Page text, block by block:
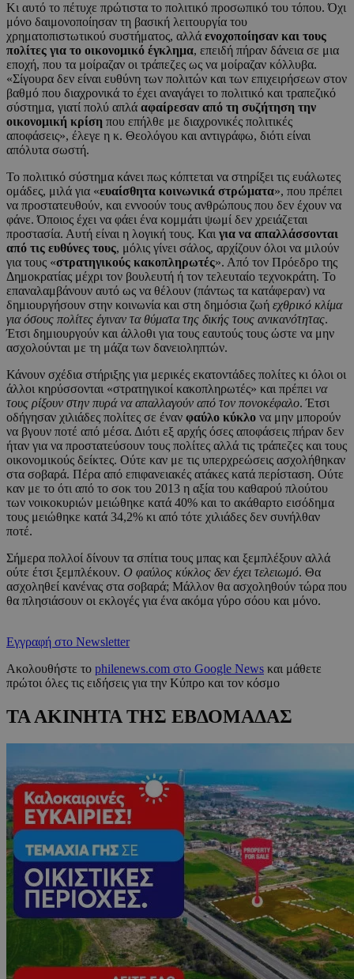
Κι αυτό το πέτυχε πρώτιστα το πολιτικό προσωπικό του τόπου. Όχι
μόνο δαιμονοποίησαν τη βασική λειτουργία του
χρηματοπιστωτικού συστήματος, αλλά ενοχοποίησαν και τους
πολίτες για το οικονομικό έγκλημα, επειδή πήραν δάνεια σε μια
εποχή, που τα μοίραζαν οι τράπεζες ως να μοίραζαν κόλλυβα.
«Σίγουρα δεν είναι ευθύνη των πολιτών και των επιχειρήσεων στον
βαθμό που διαχρονικά το έχει αναγάγει το πολιτικό και τραπεζικό
σύστημα, γιατί πολύ απλά αφαίρεσαν από τη συζήτηση την
οικονομική κρίση που επήλθε με διαχρονικές πολιτικές
αποφάσεις», έλεγε η κ. Θεολόγου και αντιγράφω, διότι είναι
απόλυτα σωστή.
Το πολιτικό σύστημα κάνει πως κόπτεται να στηρίξει τις ευάλωτες
ομάδες, μιλά για «ευαίσθητα κοινωνικά στρώματα», που πρέπει
να προστατευθούν, και εννοούν τους ανθρώπους που δεν έχουν να
φάνε. Όποιος έχει να φάει ένα κομμάτι ψωμί δεν χρειάζεται
προστασία. Αυτή είναι η λογική τους. Και για να απαλλάσσονται
από τις ευθύνες τους, μόλις γίνει σάλος, αρχίζουν όλοι να μιλούν
για τους «στρατηγικούς κακοπληρωτές». Από τον Πρόεδρο της
Δημοκρατίας μέχρι τον βουλευτή ή τον τελευταίο τεχνοκράτη. Το
επαναλαμβάνουν αυτό ως να θέλουν (πάντως τα κατάφεραν) να
δημιουργήσουν στην κοινωνία και στη δημόσια ζωή εχθρικό κλίμα
για όσους πολίτες έγιναν τα θύματα της δικής τους ανικανότητας.
Έτσι δημιουργούν και άλλοθι για τους εαυτούς τους ώστε να μην
ασχολούνται με τη μάζα των δανειοληπτών.
Κάνουν σχέδια στήριξης για μερικές εκατοντάδες πολίτες κι όλοι οι
άλλοι κηρύσσονται «στρατηγικοί κακοπληρωτές» και πρέπει να
τους ρίξουν στην πυρά να απαλλαγούν από τον πονοκέφαλο. Έτσι
οδήγησαν χιλιάδες πολίτες σε έναν φαύλο κύκλο να μην μπορούν
να βγουν ποτέ από μέσα. Διότι εξ αρχής όσες αποφάσεις πήραν δεν
ήταν για να προστατεύσουν τους πολίτες αλλά τις τράπεζες και τους
οικονομικούς δείκτες. Ούτε καν με τις υπερχρεώσεις ασχολήθηκαν
στα σοβαρά. Πέρα από επιφανειακές ατάκες κατά περίσταση. Ούτε
καν με το ότι από το σοκ του 2013 η αξία του καθαρού πλούτου
των νοικοκυριών μειώθηκε κατά 40% και το ακάθαρτο εισόδημα
τους μειώθηκε κατά 34,2% κι από τότε χιλιάδες δεν συνήλθαν
ποτέ.
Σήμερα πολλοί δίνουν τα σπίτια τους μπας και ξεμπλέξουν αλλά
ούτε έτσι ξεμπλέκουν. Ο φαύλος κύκλος δεν έχει τελειωμό. Θα
ασχοληθεί κανένας στα σοβαρά; Μάλλον θα ασχοληθούν τώρα που
θα πλησιάσουν οι εκλογές για ένα ακόμα γύρο σόου και μόνο.
Εγγραφή στο Newsletter
Ακολουθήστε το philenews.com στο Google News και μάθετε
πρώτοι όλες τις ειδήσεις για την Κύπρο και τον κόσμο
ΤΑ ΑΚΙΝΗΤΑ ΤΗΣ ΕΒΔΟΜΑΔΑΣ